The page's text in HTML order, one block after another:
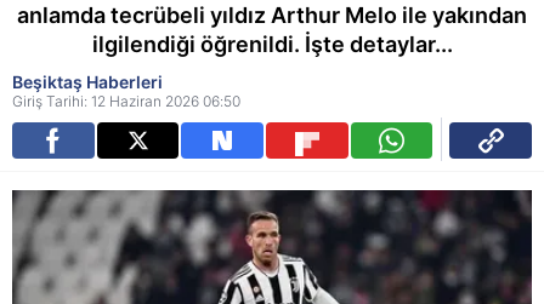
anlamda tecrübeli yıldız Arthur Melo ile yakından
ilgilendiği öğrenildi. İşte detaylar...
Beşiktaş Haberleri
Giriş Tarihi: 12 Haziran 2026 06:50